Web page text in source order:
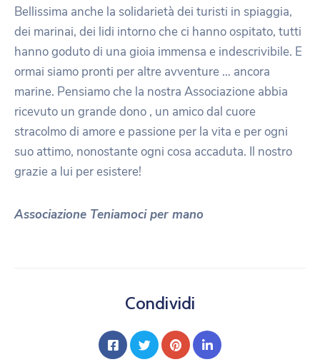
Bellissima anche la solidarietà dei turisti in spiaggia,
dei marinai, dei lidi intorno che ci hanno ospitato, tutti
hanno goduto di una gioia immensa e indescrivibile. E
ormai siamo pronti per altre avventure … ancora
marine. Pensiamo che la nostra Associazione abbia
ricevuto un grande dono , un amico dal cuore
stracolmo di amore e passione per la vita e per ogni
suo attimo, nonostante ogni cosa accaduta. Il nostro
grazie a lui per esistere!
Associazione Teniamoci per mano
Condividi